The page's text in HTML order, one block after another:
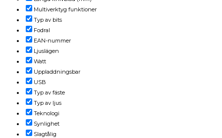
Multiverktyg funktioner
Typ av bits
Fodral
EAN-nummer
Ljuslägen
Watt
Uppladdningsbar
USB
Typ av fäste
Typ av ljus
Teknologi
Synlighet
Slagtålig